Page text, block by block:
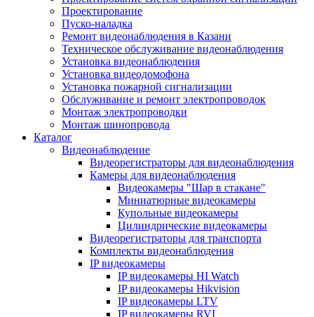
Проектирование
Пуско-наладка
Ремонт видеонаблюдения в Казани
Техническое обслуживание видеонаблюдения
Установка видеонаблюдения
Установка видеодомофона
Установка пожарной сигнализации
Обслуживание и ремонт электропроводок
Монтаж электропроводки
Монтаж шинопровода
Каталог
Видеонаблюдение
Видеорегистраторы для видеонаблюдения
Камеры для видеонаблюдения
Видеокамеры "Шар в стакане"
Миниатюрные видеокамеры
Купольные видеокамеры
Цилиндрические видеокамеры
Видеорегистраторы для транспорта
Комплекты видеонаблюдения
IP видеокамеры
IP видеокамеры HI Watch
IP видеокамеры Hikvision
IP видеокамеры LTV
IP видеокамеры RVI